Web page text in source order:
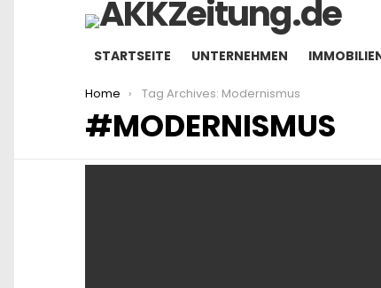
STARTSEITE UNTERNEHMEN
You are here:
Home Tag Archives: Modernismus
MODERNISMUS
LATEST